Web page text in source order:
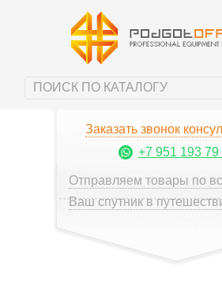
Заказать звонок
+7 951 193 79
Отправляем товары по
Ваш спутник в